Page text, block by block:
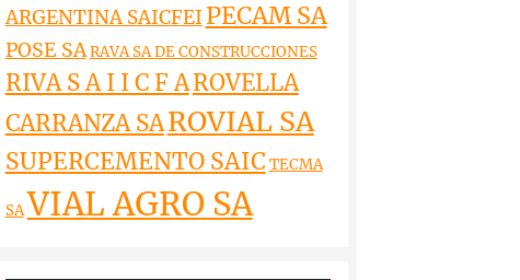
ARGENTINA SAICFEI PECAM SA
POSE SARAVA SA DE CONSTRUCCIONES
RIVA S A I I C F AROVELLA
CARRANZA SAROVIAL SA
SUPERCEMENTO SAIC TECMA
SAVIAL AGRO SA